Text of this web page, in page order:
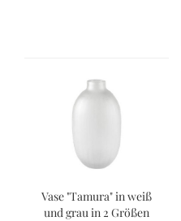
Vase "Tamura" in weiß
und grau in 2 Größen